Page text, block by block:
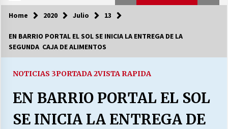
COLUMNISTA
03/08/2026
LA DC POR SIEMPRE.RECORDANDO 69 AÑOS DE
28/07/2026
Home 2020 Julio 13
EN BARRIO PORTAL EL SOL SE INICIA LA ENTREGA DE LA
SEGUNDA CAJA DE ALIMENTOS
NOTICIAS 3PORTADA 2VISTA RAPIDA
EN BARRIO PORTAL EL SOL
SE INICIA LA ENTREGA DE